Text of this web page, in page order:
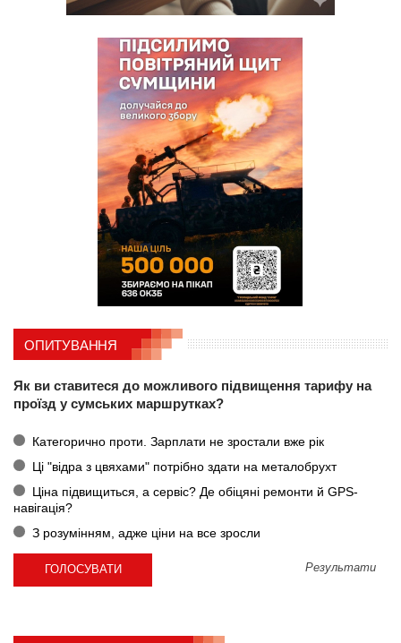
ОПИТУВАННЯ
Як ви ставитеся до можливого підвищення тарифу на
проїзд у сумських маршрутках?
Категорично проти. Зарплати не зростали вже рік
Ці "відра з цвяхами" потрібно здати на металобрухт
Ціна підвищиться, а сервіс? Де обіцяні ремонти й GPS-
навігація?
З розумінням, адже ціни на все зросли
Результати